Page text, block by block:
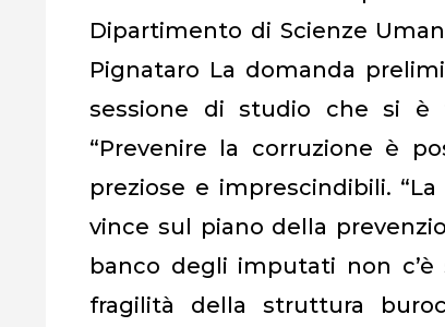
Dipartimento di Scienze
Pignataro La domanda
sessione di studio che si è
“Prevenire la corruzione è
preziose e imprescindibili.
vince sul piano della
banco degli imputati non
fragilità della struttura